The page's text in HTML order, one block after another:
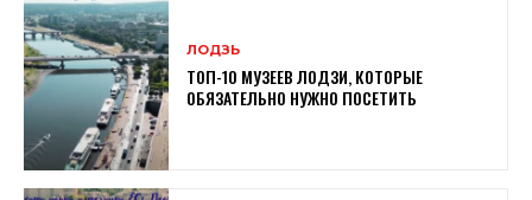
ЛОДЗЬ
ТОП-10 МУЗЕЕВ ЛОДЗИ, КОТОРЫЕ
ОБЯЗАТЕЛЬНО НУЖНО ПОСЕТИТЬ